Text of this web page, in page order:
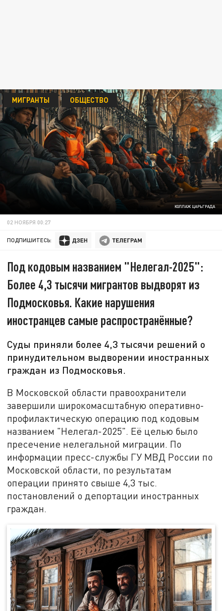
КОЛЛАЖ ЦАРЬГРАДА
МИГРАНТЫ ОБЩЕСТВО
02 НОЯБРЯ 00:27
ПОДПИШИТЕСЬ:
Под кодовым названием "Нелегал-2025":
Более 4,3 тысячи мигрантов выдворят из
Подмосковья. Какие нарушения
иностранцев самые распространённые?
Суды приняли более 4,3 тысячи решений о
принудительном выдворении иностранных
граждан из Подмосковья.
В Московской области правоохранители
завершили широкомасштабную оперативно-
профилактическую операцию под кодовым
названием "Нелегал-2025". Её целью было
пресечение нелегальной миграции. По
информации пресс-службы ГУ МВД России по
Московской области, по результатам
операции принято свыше 4,3 тыс.
постановлений о депортации иностранных
граждан.